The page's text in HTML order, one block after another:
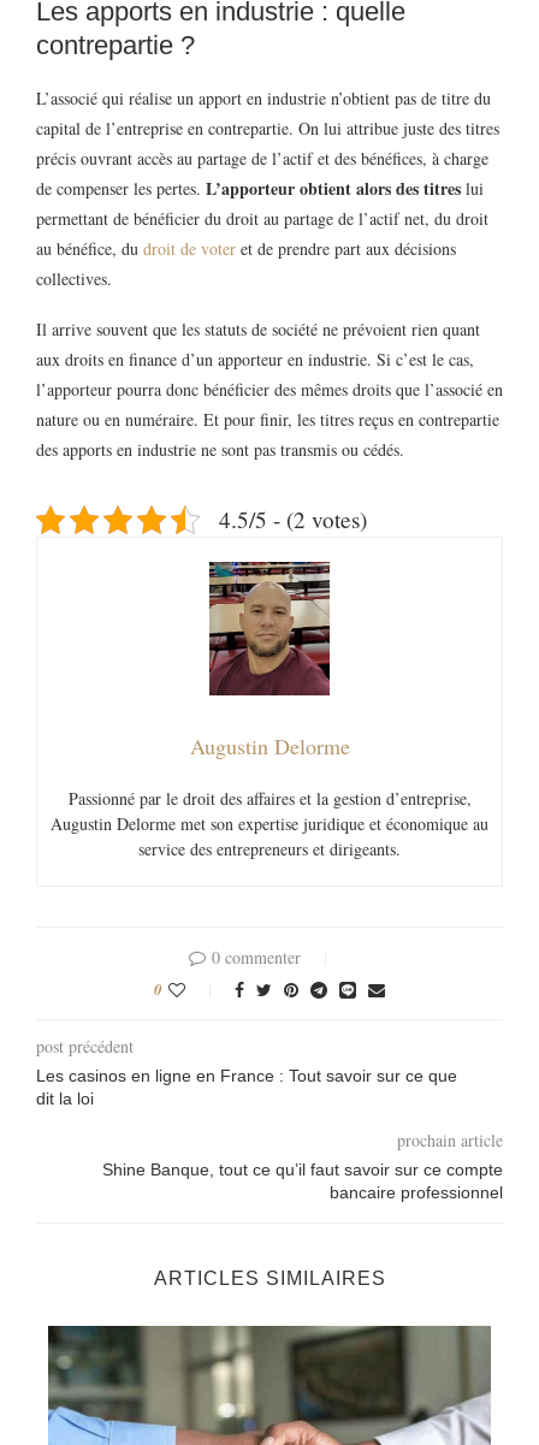
Les apports en industrie : quelle
contrepartie ?
L’associé qui réalise un apport en industrie n’obtient pas de titre du
capital de l’entreprise en contrepartie. On lui attribue juste des titres
précis ouvrant accès au partage de l’actif et des bénéfices, à charge
de compenser les pertes. L’apporteur obtient alors des titres lui
permettant de bénéficier du droit au partage de l’actif net, du droit
au bénéfice, du droit de voter et de prendre part aux décisions
collectives.
Il arrive souvent que les statuts de société ne prévoient rien quant
aux droits en finance d’un apporteur en industrie. Si c’est le cas,
l’apporteur pourra donc bénéficier des mêmes droits que l’associé en
nature ou en numéraire. Et pour finir, les titres reçus en contrepartie
des apports en industrie ne sont pas transmis ou cédés.
4.5/5 - (2 votes)
Augustin Delorme
Passionné par le droit des affaires et la gestion d’entreprise,
Augustin Delorme met son expertise juridique et économique au
service des entrepreneurs et dirigeants.
0 commenter
0
post précédent
Les casinos en ligne en France : Tout savoir sur ce que
dit la loi
prochain article
Shine Banque, tout ce qu’il faut savoir sur ce compte
bancaire professionnel
ARTICLES SIMILAIRES